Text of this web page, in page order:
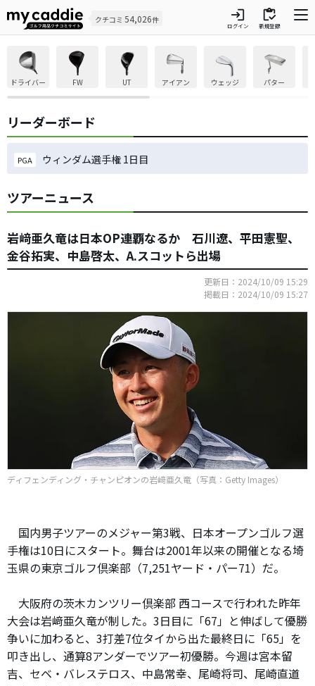
クチコミ 54,026件 login
ログイン
inventory
新規登録
ドライバー FW UT アイアン ウェッジ パター
リーダーボード
PGA ウィンダム選手権 1日目
ツアーニュース
岩﨑亜久竜は日本OP連覇なるか 石川遼、平田憲聖、
金谷拓実、中島啓太、A.スコットら出場
更新日：2024/10/09 15:29
掲載日：2024/10/09 15:27
ディフェンディング・チャンピオンの岩﨑亜久竜（写真：Getty Images）
国内男子ツアーのメジャー第3戦、日本オープンゴルフ選
手権は10日にスタート。舞台は2001年以来の開催となる埼
玉県の東京ゴルフ倶楽部（7,251ヤード・パー71）だ。
大阪府の茨木カンツリー倶楽部 西コースで行われた昨年
大会は岩﨑亜久竜が制した。3日目に「67」と伸ばして優勝
争いに加わると、3打差7位タイから出た最終日に「65」を
叩き出し、通算8アンダーでツアー初優勝。今週は宮本留
吉、セベ・バレステロス、中島常幸、尾崎将司、尾崎直道